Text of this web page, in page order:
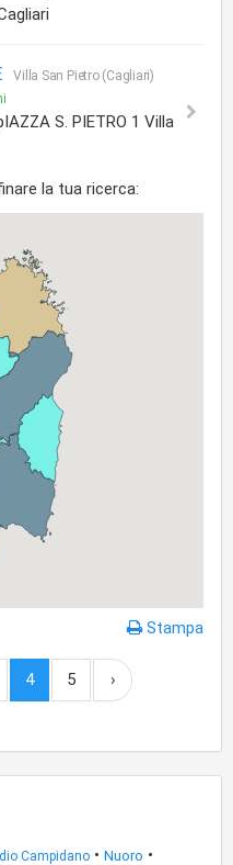
Villa San Pietro (Cagliari)
S. PIETRO 1 Villa
la tua ricerca:
Stampa
4 5 ›
Campidano • Nuoro •